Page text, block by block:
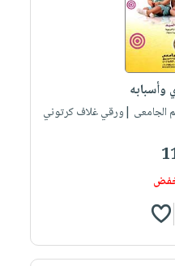
وأسبابه
الجامعى |ورقي غلاف كرتوني